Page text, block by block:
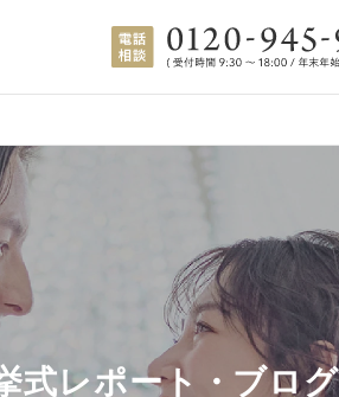
式レポート・ブログ